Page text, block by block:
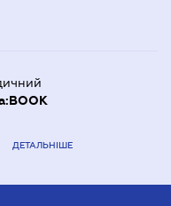
ДЕТАЛЬНІШЕ